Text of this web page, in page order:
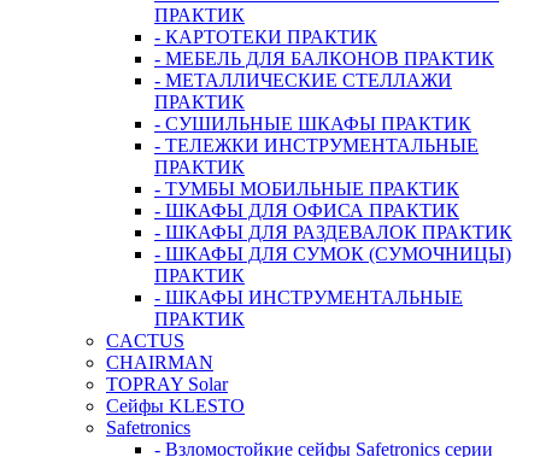
ПРАКТИК
- КАРТОТЕКИ ПРАКТИК
- МЕБЕЛЬ ДЛЯ БАЛКОНОВ ПРАКТИК
- МЕТАЛЛИЧЕСКИЕ СТЕЛЛАЖИ
ПРАКТИК
- СУШИЛЬНЫЕ ШКАФЫ ПРАКТИК
- ТЕЛЕЖКИ ИНСТРУМЕНТАЛЬНЫЕ
ПРАКТИК
- ТУМБЫ МОБИЛЬНЫЕ ПРАКТИК
- ШКАФЫ ДЛЯ ОФИСА ПРАКТИК
- ШКАФЫ ДЛЯ РАЗДЕВАЛОК ПРАКТИК
- ШКАФЫ ДЛЯ СУМОК (СУМОЧНИЦЫ)
ПРАКТИК
- ШКАФЫ ИНСТРУМЕНТАЛЬНЫЕ
ПРАКТИК
CACTUS
CHAIRMAN
TOPRAY Solar
Сейфы KLESTO
Safetronics
- Взломостойкие сейфы Safetronics серии